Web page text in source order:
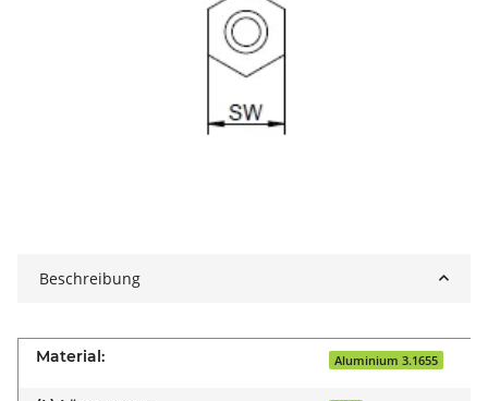
Beschreibung
Material: Aluminium 3.1655